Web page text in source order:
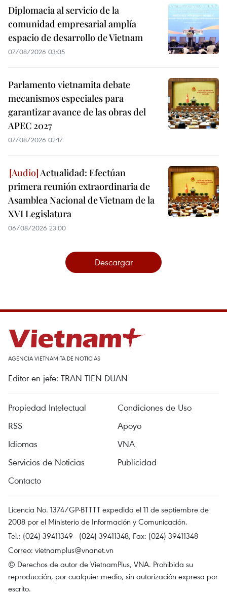
Diplomacia al servicio de la
comunidad empresarial amplía
espacio de desarrollo de Vietnam
07/08/2026 03:05
Parlamento vietnamita debate
mecanismos especiales para
garantizar avance de las obras del
APEC 2027
07/08/2026 02:17
Actualidad: Efectúan
primera reunión extraordinaria de
Asamblea Nacional de Vietnam de la
XVI Legislatura
06/08/2026 23:00
Descargar
AGENCIA VIETNAMITA DE NOTICIAS
Editor en jefe: TRAN TIEN DUAN
Propiedad Intelectual
Condiciones de Uso
RSS
Apoyo
Idiomas
VNA
Servicios de Noticias
Publicidad
Contacto
Licencia No. 1374/GP-BTTTT expedida el 11 de septiembre de
2008 por el Ministerio de Información y Comunicación.
Tel.: (024) 39411349 - (024) 39411348, Fax: (024) 39411348
Correo: vietnamplus@vnanet.vn
© Derechos de autor de VietnamPlus, VNA. Prohibida su
reproducción, por cualquier medio, sin autorización expresa por
escrito.